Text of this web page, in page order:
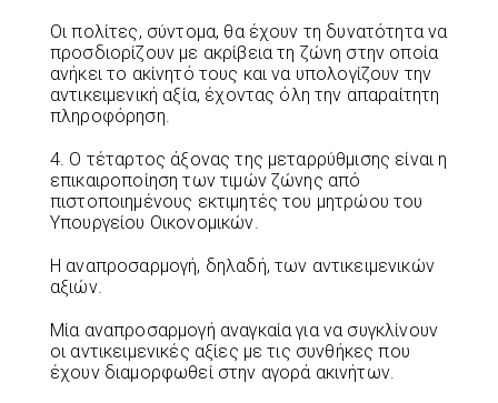
Οι πολίτες, σύντομα, θα έχουν τη δυνατότητα να
προσδιορίζουν με ακρίβεια τη ζώνη στην οποία
ανήκει το ακίνητό τους και να υπολογίζουν την
αντικειμενική αξία, έχοντας όλη την απαραίτητη
πληροφόρηση.
4. Ο τέταρτος άξονας της μεταρρύθμισης είναι η
επικαιροποίηση των τιμών ζώνης από
πιστοποιημένους εκτιμητές του μητρώου του
Υπουργείου Οικονομικών.
Η αναπροσαρμογή, δηλαδή, των αντικειμενικών
αξιών.
Μία αναπροσαρμογή αναγκαία για να συγκλίνουν
οι αντικειμενικές αξίες με τις συνθήκες που
έχουν διαμορφωθεί στην αγορά ακινήτων.